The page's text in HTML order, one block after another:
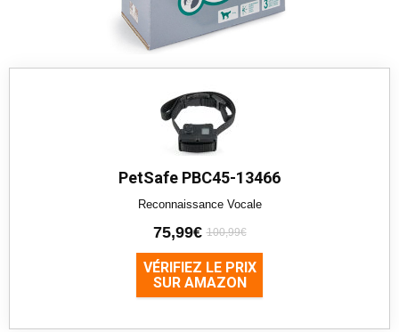
PetSafe PBC45-13466
Reconnaissance Vocale
75,99€ 100,99€
VÉRIFIEZ LE PRIX
SUR AMAZON